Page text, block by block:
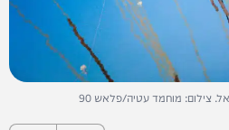
צילום: מוחמד עטיה/פלאש 90